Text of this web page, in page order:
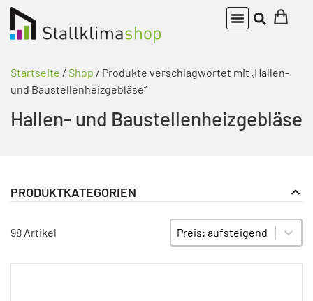
Startseite / Shop / Produkte verschlagwortet mit „Hallen-
und Baustellenheizgebläse“
Hallen- und Baustellenheizgebläse
PRODUKTKATEGORIEN
98 Artikel
SORTIEREN
Sort content